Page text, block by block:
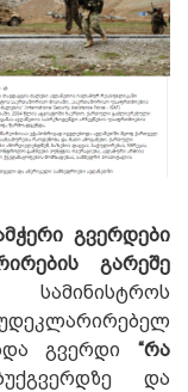
გვერდები
გარეშე
გვერდი “რა
და